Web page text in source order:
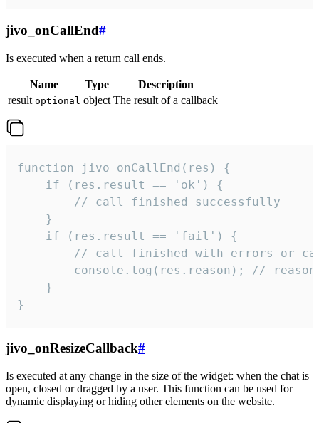
jivo_onCallEnd#
Is executed when a return call ends.
Name Type
Description
result optional object The result of a callback
function jivo_onCallEnd(res) {
    if (res.result == 'ok') {
        // call finished successfully
    }
    if (res.result == 'fail') {
// call finished with errors or
console.log(res.reason); //
    }
}
jivo_onResizeCallback#
Is executed at any change in the size of the widget: when the chat is
open, closed or dragged by a user. This function can be used for
dynamic displaying or hiding other elements on the website.